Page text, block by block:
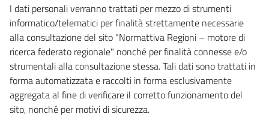
I dati personali verranno trattati per mezzo di strumenti
informatico/telematici per finalità strettamente necessarie
alla consultazione del sito "Normattiva Regioni – motore di
ricerca federato regionale" nonché per finalità connesse e/o
strumentali alla consultazione stessa. Tali dati sono trattati in
forma automatizzata e raccolti in forma esclusivamente
aggregata al fine di verificare il corretto funzionamento del
sito, nonché per motivi di sicurezza.